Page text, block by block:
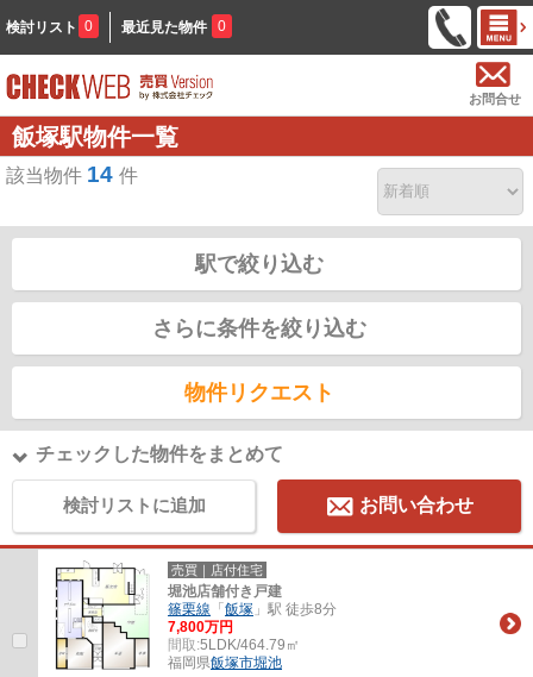
検討リスト 0 最近見た物件 0
お問合せ
飯塚駅物件一覧
該当物件 14 件
駅で絞り込む
さらに条件を絞り込む
物件リクエスト
チェックした物件をまとめて
検討リストに追加 お問い合わせ
売買｜店付住宅
堀池店舗付き戸建
篠栗線 「 飯塚 」駅 徒歩8分
7,800万円
間取:5LDK/464.79㎡
福岡県飯塚市堀池